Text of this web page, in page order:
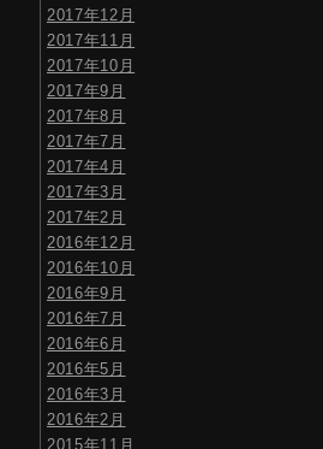
2017年12月
2017年11月
2017年10月
2017年9月
2017年8月
2017年7月
2017年4月
2017年3月
2017年2月
2016年12月
2016年10月
2016年9月
2016年7月
2016年6月
2016年5月
2016年3月
2016年2月
2015年11月